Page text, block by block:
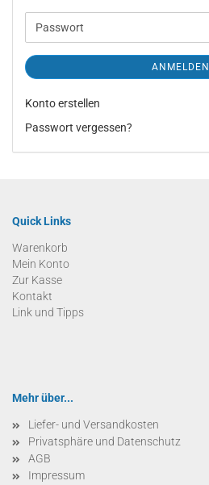
Adresse
Passwort
ANMELDEN
Konto erstellen
Passwort vergessen?
Quick Links
Warenkorb
Mein Konto
Zur Kasse
Kontakt
Link und Tipps
Mehr über...
Liefer- und Versandkosten
Privatsphäre und Datenschutz
AGB
Impressum